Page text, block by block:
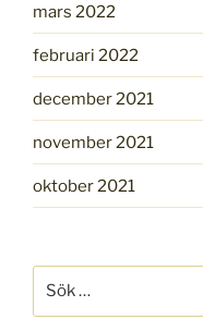
mars 2022
februari 2022
december 2021
november 2021
oktober 2021
efter: